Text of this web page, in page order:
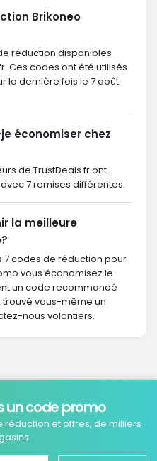
Brikoneo
réduction disponibles
Ces codes ont été utilisés
la dernière fois le 7 août
économiser chez
de TrustDeals.fr ont
7 remises différentes.
la meilleure
7 codes de réduction pour
vous économisez le
un code recommandé
trouvé vous-même un
nous volontiers.
un code promo
et offres, de milliers